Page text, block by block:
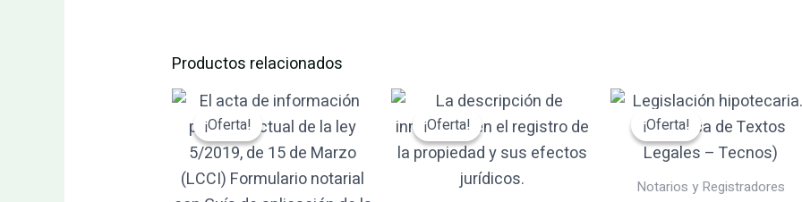
Productos relacionados
¡Oferta!
¡Oferta!
El
precio
original
era:
59.00€.
El
precio
actual
es:
56.05€.
¡Oferta!
¡Oferta!
El
precio
original
era:
51.58€.
El
precio
actual
es:
¡Oferta!
¡Oferta!
Notarios y Registradores
El
precio
original
era:
El
precio
actual
es: